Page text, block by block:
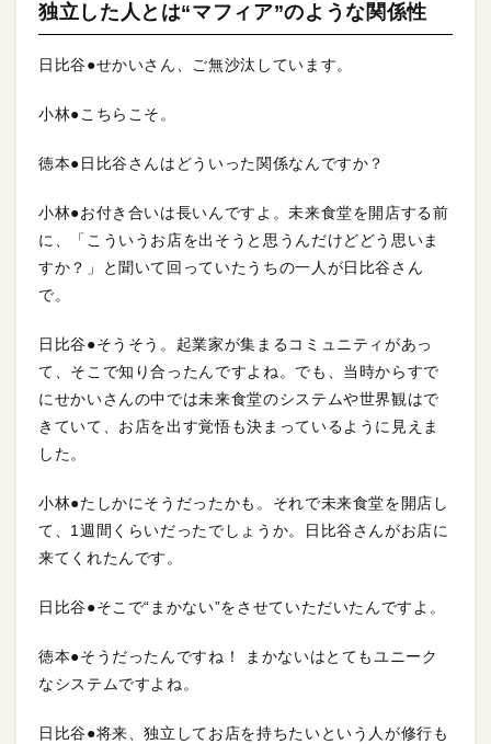
独立した人とは“マフィア”のような関係性
日比谷●せかいさん、ご無沙汰しています。
小林●こちらこそ。
徳本●日比谷さんはどういった関係なんですか？
小林●お付き合いは長いんですよ。未来食堂を開店する前
に、「こういうお店を出そうと思うんだけどどう思いま
すか？」と聞いて回っていたうちの一人が日比谷さん
で。
日比谷●そうそう。起業家が集まるコミュニティがあっ
て、そこで知り合ったんですよね。でも、当時からすで
にせかいさんの中では未来食堂のシステムや世界観はで
きていて、お店を出す覚悟も決まっているように見えま
した。
小林●たしかにそうだったかも。それで未来食堂を開店し
て、1週間くらいだったでしょうか。日比谷さんがお店に
来てくれたんです。
日比谷●そこで“まかない”をさせていただいたんですよ。
徳本●そうだったんですね！ まかないはとてもユニーク
なシステムですよね。
日比谷●将来、独立してお店を持ちたいという人が修行も